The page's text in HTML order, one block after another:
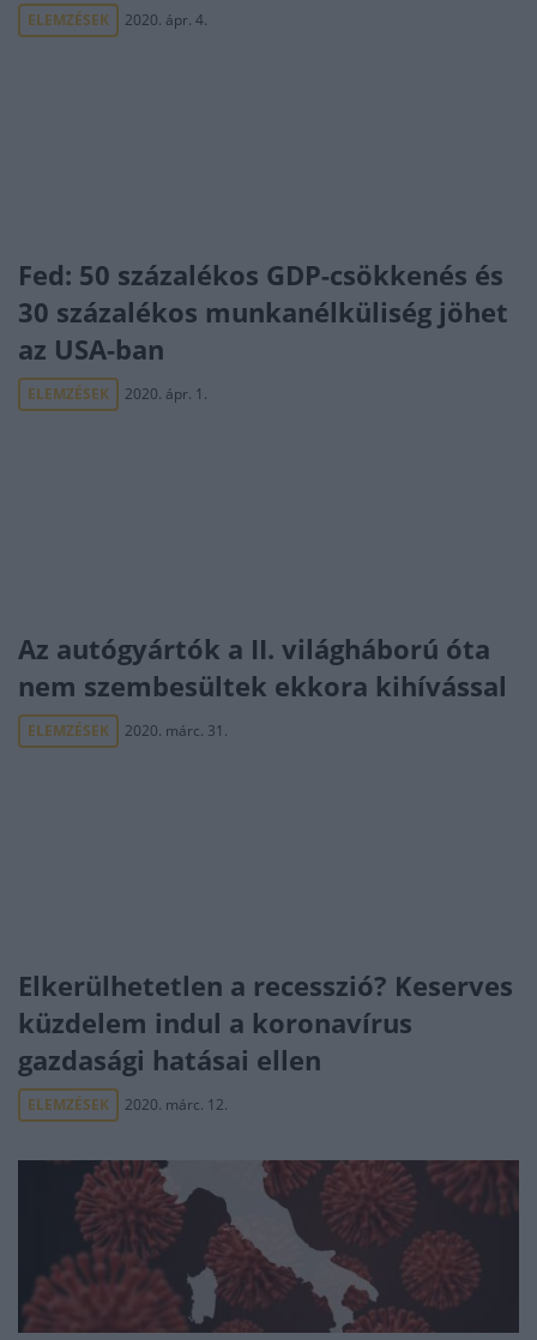
ELEMZÉSEK 2020. ápr. 4.
Fed: 50 százalékos GDP-csökkenés és
30 százalékos munkanélküliség jöhet
az USA-ban
ELEMZÉSEK 2020. ápr. 1.
Az autógyártók a II. világháború óta
nem szembesültek ekkora kihívással
ELEMZÉSEK 2020. márc. 31.
Elkerülhetetlen a recesszió? Keserves
küzdelem indul a koronavírus
gazdasági hatásai ellen
ELEMZÉSEK 2020. márc. 12.